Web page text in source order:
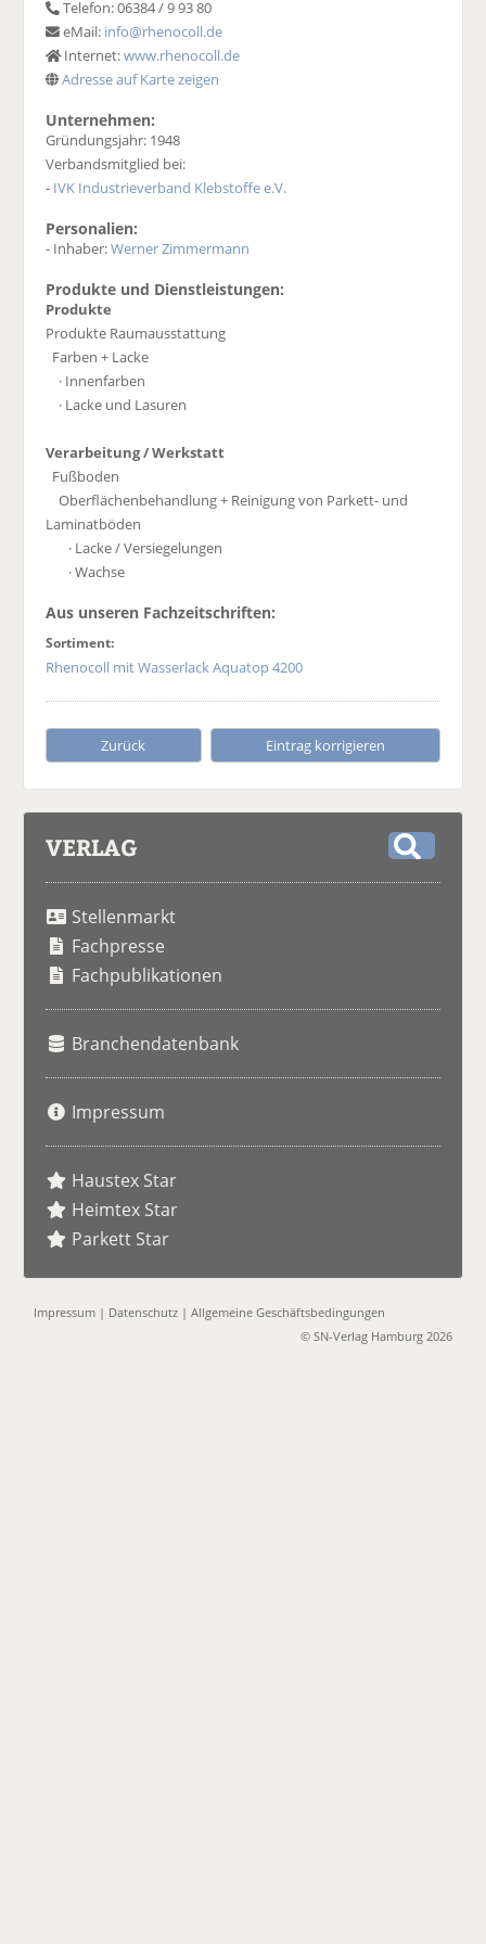
Telefon: 06384 / 9 93 80
eMail: info@rhenocoll.de
Internet:www.rhenocoll.de
Adresse auf Karte zeigen
Unternehmen:
Gründungsjahr: 1948
Verbandsmitglied bei:
- IVK Industrieverband Klebstoffe e.V.
Personalien:
- Inhaber:Werner Zimmermann
Produkte und Dienstleistungen:
Produkte
Produkte Raumausstattung
Farben + Lacke
· Innenfarben
· Lacke und Lasuren
Verarbeitung / Werkstatt
Fußboden
Oberflächenbehandlung + Reinigung von Parkett- und
Laminatböden
· Lacke / Versiegelungen
· Wachse
Aus unseren Fachzeitschriften:
Sortiment:
Rhenocoll mit Wasserlack Aquatop 4200
Zurück Eintrag korrigieren
VERLAG
Stellenmarkt
Fachpresse
Fachpublikationen
Branchendatenbank
Impressum
Haustex Star
Heimtex Star
Parkett Star
Impressum | Datenschutz |Allgemeine Geschäftsbedingungen
© SN-Verlag Hamburg 2026